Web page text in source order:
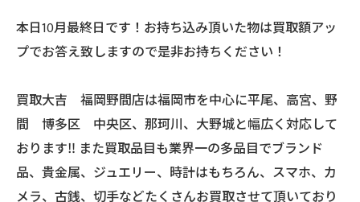
本日10月最終日です！お持ち込み頂いた物は買取額アッ
プでお答え致しますので是非お持ちください！
買取大吉 福岡野間店は福岡市を中心に平尾、高宮、野
間 博多区 中央区、那珂川、大野城と幅広く対応して
おります‼️ また買取品目も業界一の多品目でブランド
品、貴金属、ジュエリー、時計はもちろん、スマホ、カ
メラ、古銭、切手などたくさんお買取させて頂いており